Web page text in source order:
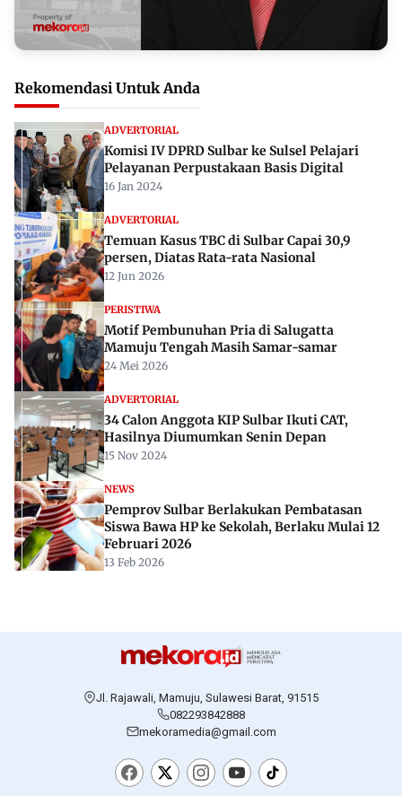
Rekomendasi Untuk Anda
ADVERTORIAL
Komisi IV DPRD Sulbar ke Sulsel Pelajari
Pelayanan Perpustakaan Basis Digital
16 Jan 2024
ADVERTORIAL
Temuan Kasus TBC di Sulbar Capai 30,9
persen, Diatas Rata-rata Nasional
12 Jun 2026
PERISTIWA
Motif Pembunuhan Pria di Salugatta
Mamuju Tengah Masih Samar-samar
24 Mei 2026
ADVERTORIAL
34 Calon Anggota KIP Sulbar Ikuti CAT,
Hasilnya Diumumkan Senin Depan
15 Nov 2024
NEWS
Pemprov Sulbar Berlakukan Pembatasan
Siswa Bawa HP ke Sekolah, Berlaku Mulai 12
Februari 2026
13 Feb 2026
Jl. Rajawali, Mamuju, Sulawesi Barat, 91515
082293842888
mekoramedia@gmail.com